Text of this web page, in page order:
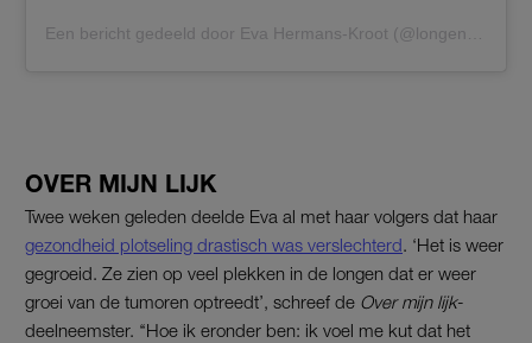
Een bericht gedeeld door Eva Hermans-Kroot (@longeneeslijk)
OVER MIJN LIJK
Twee weken geleden deelde Eva al met haar volgers dat haar
gezondheid plotseling drastisch was verslechterd. ‘Het is weer
gegroeid. Ze zien op veel plekken in de longen dat er weer
groei van de tumoren optreedt’, schreef de Over mijn lijk-
deelneemster. ‘‘Hoe ik eronder ben: ik voel me kut dat het